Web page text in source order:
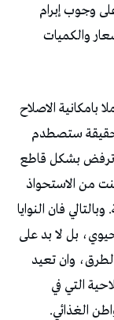
وجوب إبرام
والكميات
بامكانية الاصلاح
ستصطدم
ترفض بشكل قاطع
من الاستحواذ
فان النوايا
بل لا بد على
وان تعيد
التي في
الغذائي.